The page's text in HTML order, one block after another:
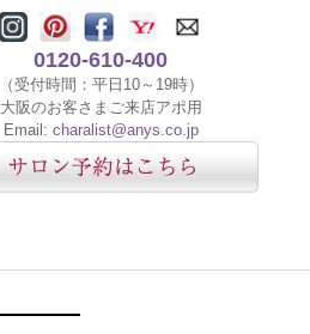
0120-610-400
（受付時間：平日10～19時）
大阪のお客さまご来店アポ用
Email: charalist@anys.co.jp